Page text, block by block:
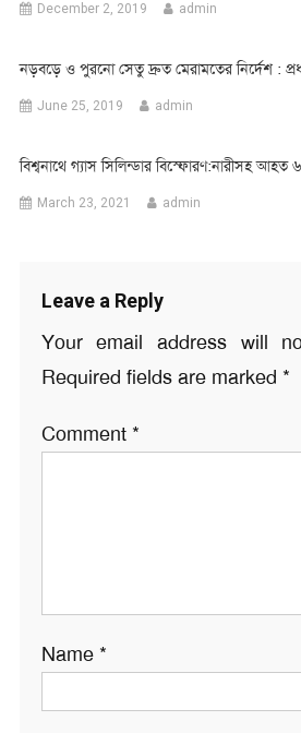
December 2, 2019 admin
নড়বড়ে ও পুরনো সেতু দ্রুত মেরামতের নির্দেশ :
June 25, 2019 admin
বিশ্বনাথে গ্যাস সিলিন্ডার বিস্ফোরণ:নারীসহ আহত ৬
March 23, 2021 admin
Leave a Reply
Your email address will
Required fields are marked *
Comment *
Name *